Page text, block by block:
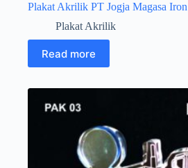
Plakat Akrilik PT Jogja Magasa Iron
Plakat Akrilik
Read more